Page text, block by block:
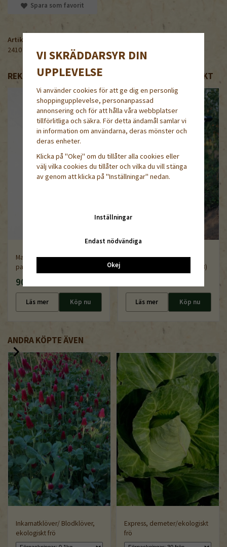
Spara som favorit
Artikelnummer:
2410
REKOMMENDERADE TILLBEHÖR TILL DENNA PRODUKT
Markankare, U-krampa, 20-
pack
90 kr
Läs mer Köp nu
Såmaskin Earthway (1001-B)
Läs mer Köp nu
ANDRA KÖPTE ÄVEN
Inkarnatklöver/ Blodklöver,
ekologiskt frö
Express, demeter/ekologiskt
frö
VI SKRÄDDARSYR DIN
UPPLEVELSE
Vi använder cookies för att ge dig en personlig
shoppingupplevelse, personanpassad
annonsering och för att hålla våra webbplatser
tillförlitliga och säkra. För detta ändamål samlar vi
in information om användarna, deras mönster och
deras enheter.
Klicka på "Okej" om du tillåter alla cookies eller
välj vilka cookies du tillåter och vilka du vill stänga
av genom att klicka på "Inställningar" nedan.
Inställningar
Endast nödvändiga
Okej